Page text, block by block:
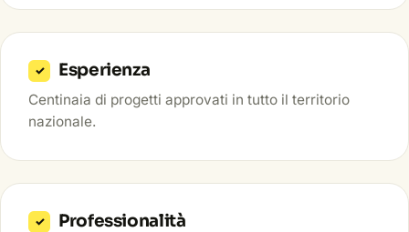
✓ Esperienza
Centinaia di progetti approvati in tutto il territorio
nazionale.
✓ Professionalità